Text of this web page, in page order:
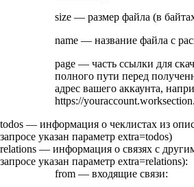
size — размер файла (в
name — название файла с
page — часть ссылки для
полного пути перед
адрес вашего аккаунта,
https://
todos — информация о чеклистах из
запросе указан параметр extra=todos)
relations — информация о связях с
запросе указан параметр extra=relations):
from — входящие связи: